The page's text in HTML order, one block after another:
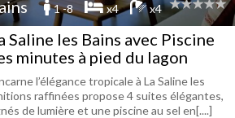
1 -8 x4 x4
Saline les Bains avec Piscine
minutes à pied du lagon
l’élégance tropicale à La Saline les
raffinées propose 4 suites élégantes,
de lumière et une piscine au sel en[....]